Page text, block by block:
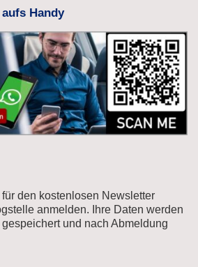
Handy
den kostenlosen Newsletter
anmelden. Ihre Daten werden
und nach Abmeldung